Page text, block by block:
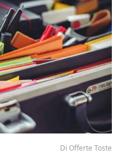
Di Offerte Toste